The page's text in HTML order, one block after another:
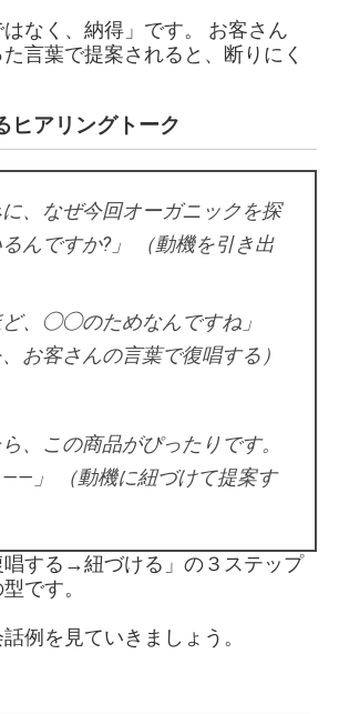
なく、納得」です。 お客さん
言葉で提案されると、断りにく
ヒアリングトーク
に、なぜ今回オーガニックを探
んですか?」 （動機を引き出
ど、◯◯のためなんですね」
、お客さんの言葉で復唱する）
ら、この商品がぴったりです。
」 （動機に紐づけて提案す
する→紐づける」の３ステップ
です。
例を見ていきましょう。